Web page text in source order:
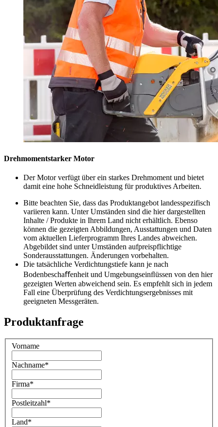
Drehmomentstarker Motor
Der Motor verfügt über ein starkes Drehmoment und bietet
damit eine hohe Schneidleistung für produktives Arbeiten.
Bitte beachten Sie, dass das Produktangebot landesspezifisch
variieren kann. Unter Umständen sind die hier dargestellten
Inhalte / Produkte in Ihrem Land nicht erhältlich. Ebenso
können die gezeigten Abbildungen, Ausstattungen und Daten
vom aktuellen Lieferprogramm Ihres Landes abweichen.
Abgebildet sind unter Umständen aufpreispflichtige
Sonderausstattungen. Änderungen vorbehalten.
Die tatsächliche Verdichtungstiefe kann je nach
Bodenbeschaﬀenheit und Umgebungseinﬂüssen von den hier
gezeigten Werten abweichend sein. Es empfehlt sich in jedem
Fall eine Überprüfung des Verdichtungsergebnisses mit
geeigneten Messgeräten.
Produktanfrage
Vorname
Nachname*
Firma*
Postleitzahl*
Land*